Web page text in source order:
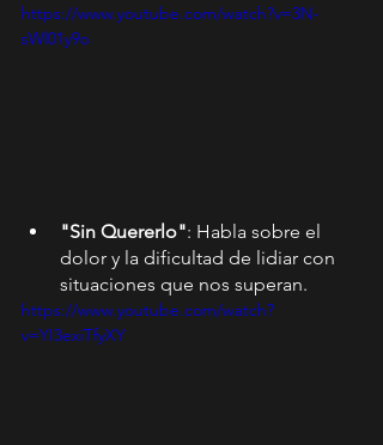
https://www.youtube.com/watch?v=3N-
sWl01y9o
"Sin Quererlo": Habla sobre el
dolor y la dificultad de lidiar con
situaciones que nos superan.
https://www.youtube.com/watch?
v=YI3exiTfyXY